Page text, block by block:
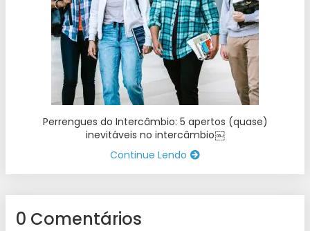
Perrengues do Intercâmbio: 5 apertos (quase)
inevitáveis no intercâmbio￼
Continue Lendo
0 Comentários